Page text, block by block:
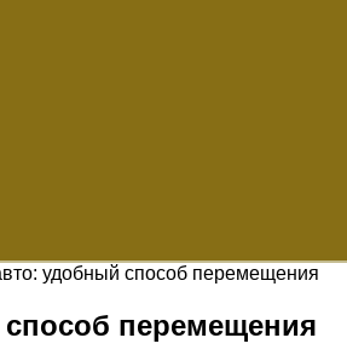
удобный способ перемещения
перемещения